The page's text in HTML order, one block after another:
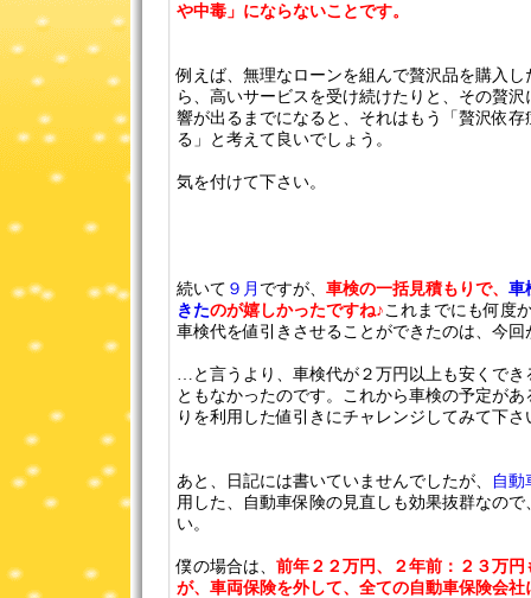
や中毒」にならないことです。
例えば、無理なローンを組んで贅沢品を購入
ら、高いサービスを受け続けたりと、その贅
響が出るまでになると、それはもう「贅沢依
る」と考えて良いでしょう。
気を付けて下さい。
続いて ９月 ですが、 車検の一括見積もりで、 車
きたのが嬉しかったですね♪これまでにも何度
車検代を値引きさせることができたのは、今回
…と言うより、車検代が２万円以上も安くでき
ともなかったのです。これから車検の予定が
りを利用した値引きにチャレンジしてみて下さ
あと、日記には書いていませんでしたが、
自動
用した、自動車保険の見直しも効果抜群なの
い。
僕の場合は、 前年２２万円、２年前：２３万
が、車両保険を外して、全ての自動車保険会